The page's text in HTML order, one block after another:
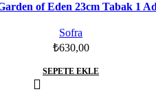
of Eden 23cm Tabak 1
Sofra
₺630,00
SEPETE EKLE